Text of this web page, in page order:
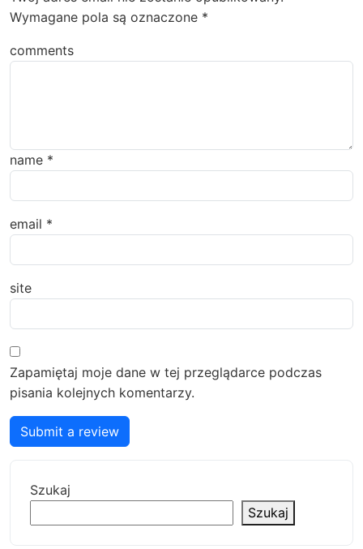
Wymagane pola są oznaczone *
comments
name *
email *
site
Zapamiętaj moje dane w tej przeglądarce podczas
pisania kolejnych komentarzy.
Submit a review
Szukaj
Szukaj